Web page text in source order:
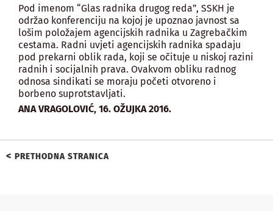
Pod imenom “Glas radnika drugog reda”, SSKH je
održao konferenciju na kojoj je upoznao javnost sa
lošim položajem agencijskih radnika u Zagrebačkim
cestama. Radni uvjeti agencijskih radnika spadaju
pod prekarni oblik rada, koji se očituje u niskoj razini
radnih i socijalnih prava. Ovakvom obliku radnog
odnosa sindikati se moraju početi otvoreno i
borbeno suprotstavljati.
ANA VRAGOLOVIĆ, 16. OŽUJKA 2016.
< PRETHODNA STRANICA